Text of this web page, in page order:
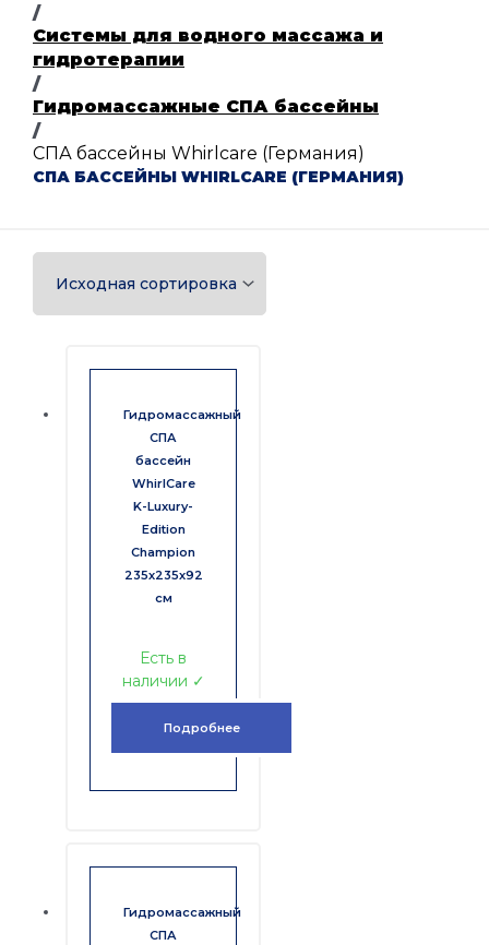
/
Системы для водного массажа и
гидротерапии
/
Гидромассажные СПА бассейны
/
СПА бассейны Whirlcare (Германия)
СПА БАССЕЙНЫ WHIRLCARE (ГЕРМАНИЯ)
Гидромассажный
СПА
бассейн
WhirlCare
K-Luxury-
Edition
Champion
235х235х92
см
Есть в
наличии ✓
Подробнее
Гидромассажный
СПА